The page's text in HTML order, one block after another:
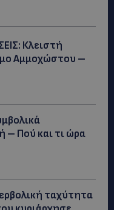
Κλειστή
Αμμοχώστου –
– Πού και τι ώρα
ταχύτητα